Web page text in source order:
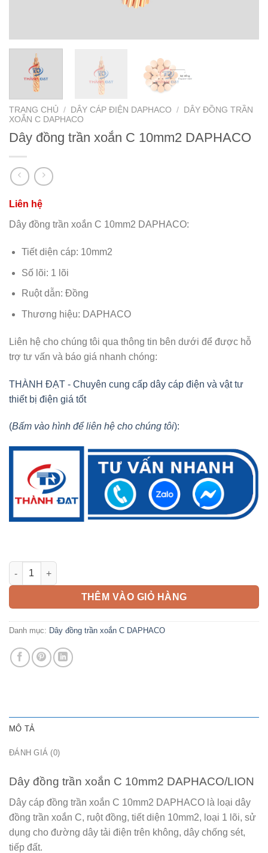
TRANG CHỦ / DÂY CÁP ĐIỆN DAPHACO /
DÂY ĐỒNG TRẦN
XOẮN C DAPHACO
Dây đồng trần xoắn C 10mm2 DAPHACO
Dây đồng trần xoắn C 10mm2 DAPHACO:
Tiết diện cáp: 10mm2
Số lõi: 1 lõi
Ruột dẫn: Đồng
Thương hiệu: DAPHACO
Liên hệ cho chúng tôi qua thông tin bên dưới để được hỗ
trợ tư vấn và báo giá nhanh chóng:
THÀNH ĐẠT - Chuyên cung cấp dây cáp điện và vật tư
thiết bị điện giá tốt
(Bấm vào hình để liên hệ cho chúng tôi):
Dây đồng trần xoắn C 10mm2 DAPHACO số lượng
THÊM VÀO GIỎ HÀNG
Danh mục: Dây đồng trần xoắn C DAPHACO
MÔ TẢ
ĐÁNH GIÁ (0)
Dây đồng trần xoắn C 10mm2 DAPHACO/LION
Dây cáp đồng trần xoắn C 10mm2 DAPHACO là loại dây
đồng trần xoắn C, ruột đồng, tiết diện 10mm2, loại 1 lõi, sử
dụng cho đường dây tải điện trên không, dây chống sét,
tiếp đất.